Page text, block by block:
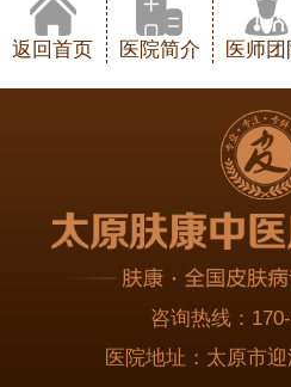
返回首页 医院简介 医师团
咨询热线：
医院地址： 太原市